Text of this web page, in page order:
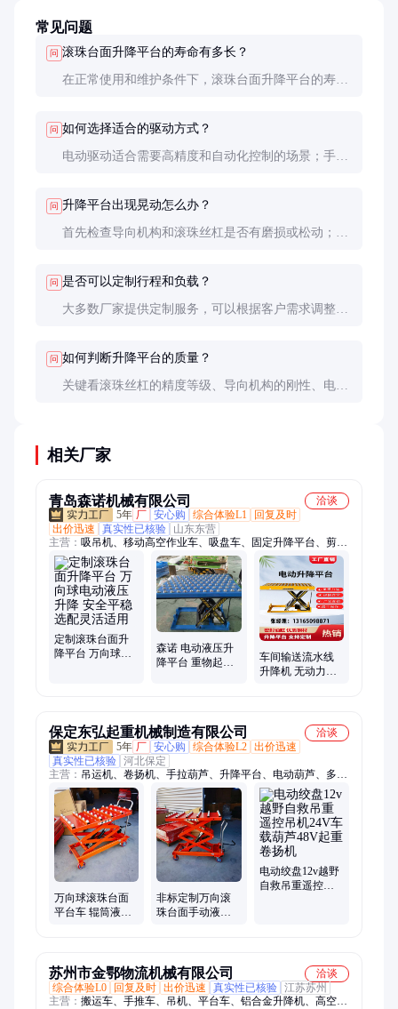
常见问题
问 滚珠台面升降平台的寿命有多长？
在正常使用和维护条件下，滚珠台面升降平台的寿命
问 如何选择适合的驱动方式？
电动驱动适合需要高精度和自动化控制的场景；手动
问 升降平台出现晃动怎么办？
首先检查导向机构和滚珠丝杠是否有磨损或松动；其
问 是否可以定制行程和负载？
大多数厂家提供定制服务，可以根据客户需求调整行
问 如何判断升降平台的质量？
关键看滚珠丝杠的精度等级、导向机构的刚性、电机
相关厂家
青岛森诺机械有限公司
洽谈
5年 厂 安心购 综合体验L1
回复及时
出价迅速
真实性已核验
山东东营
主营： 吸吊机、移动高空作业车、吸盘车、固定升降平台、剪叉
升降机、电动液压升降平台、高空作业平台、铝合金高空作业平
台、吸盘吊具、物料搬运设备、高空作业设备
定制滚珠台面升
降平台 万向球电
森诺 电动液压升
降平台 重物起落
车间输送流水线
升降机 无动力滚
保定东弘起重机械制造有限公司
洽谈
5年 厂 安心购 综合体验L2 出价迅速
真实性已核验 河北保定
主营： 吊运机、卷扬机、手拉葫芦、升降平台、电动葫芦、多功
能电动提升机、手扳葫芦、千斤顶、吊装带、永磁吸盘、起重链
条、起重吊索具、电动跑车、液压搬运车、电动叉车、电动绞盘
万向球滚珠台面
平台车 辊筒液压
非标定制万向滚
珠台面手动液压
电动绞盘12v越野
自救吊重遥控吊
苏州市金鄂物流机械有限公司
洽谈
综合体验L0
回复及时 出价迅速 真实性已核验 江苏苏州
主营： 搬运车、手推车、吊机、平台车、铝合金升降机、高空作